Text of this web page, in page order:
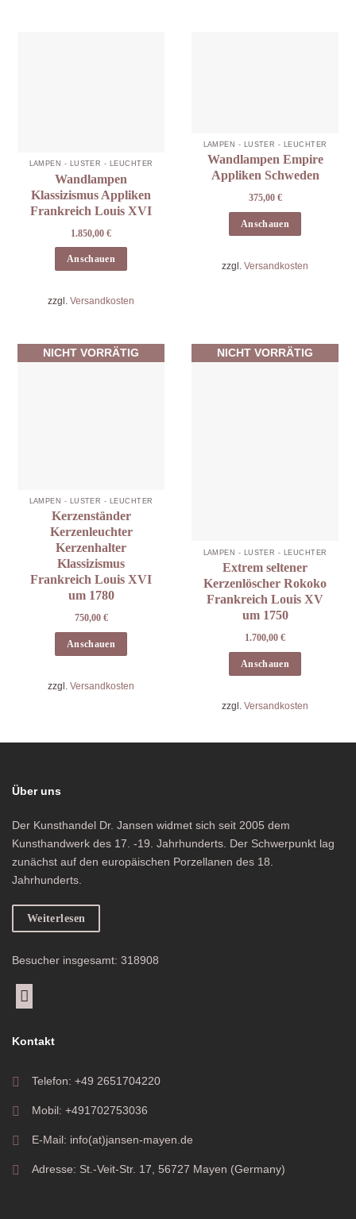
LAMPEN - LÜSTER - LEUCHTER
Wandlampen
Klassizismus Appliken
Frankreich Louis XVI
1.850,00 €
Anschauen
zzgl. Versandkosten
LAMPEN - LÜSTER - LEUCHTER
Wandlampen Empire
Appliken Schweden
375,00 €
Anschauen
zzgl. Versandkosten
NICHT VORRÄTIG
LAMPEN - LÜSTER - LEUCHTER
Kerzenständer
Kerzenleuchter
Kerzenhalter
Klassizismus
Frankreich Louis XVI
um 1780
750,00 €
Anschauen
zzgl. Versandkosten
NICHT VORRÄTIG
LAMPEN - LÜSTER - LEUCHTER
Extrem seltener
Kerzenlöscher Rokoko
Frankreich Louis XV
um 1750
1.700,00 €
Anschauen
zzgl. Versandkosten
Über uns
Der Kunsthandel Dr. Jansen widmet sich seit 2005 dem
Kunsthandwerk des 17. -19. Jahrhunderts. Der Schwerpunkt lag
zunächst auf den europäischen Porzellanen des 18.
Jahrhunderts.
Weiterlesen
Besucher insgesamt: 318908
Kontakt
Telefon: +49 2651704220
Mobil: +491702753036
E-Mail: info(at)jansen-mayen.de
Adresse: St.-Veit-Str. 17, 56727 Mayen (Germany)